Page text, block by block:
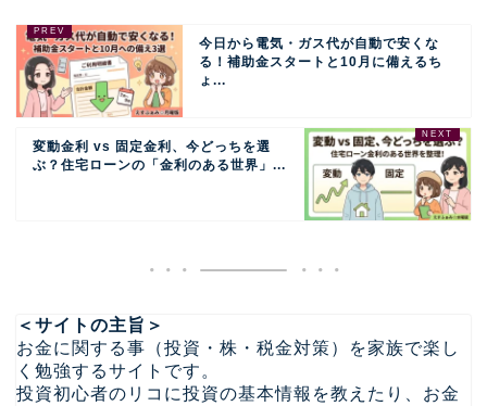
今日から電気・ガス代が自動で安くな
る！補助金スタートと10月に備えるち
ょ...
変動金利 vs 固定金利、今どっちを選
ぶ？住宅ローンの「金利のある世界」...
＜サイトの主旨＞
お金に関する事（投資・株・税金対策）を家族で楽し
く勉強するサイトです。
投資初心者のリコに投資の基本情報を教えたり、お金